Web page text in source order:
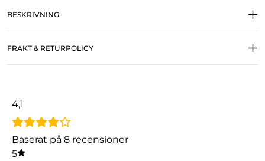
BESKRIVNING
FRAKT & RETURPOLICY
4,1
Baserat på 8 recensioner
5